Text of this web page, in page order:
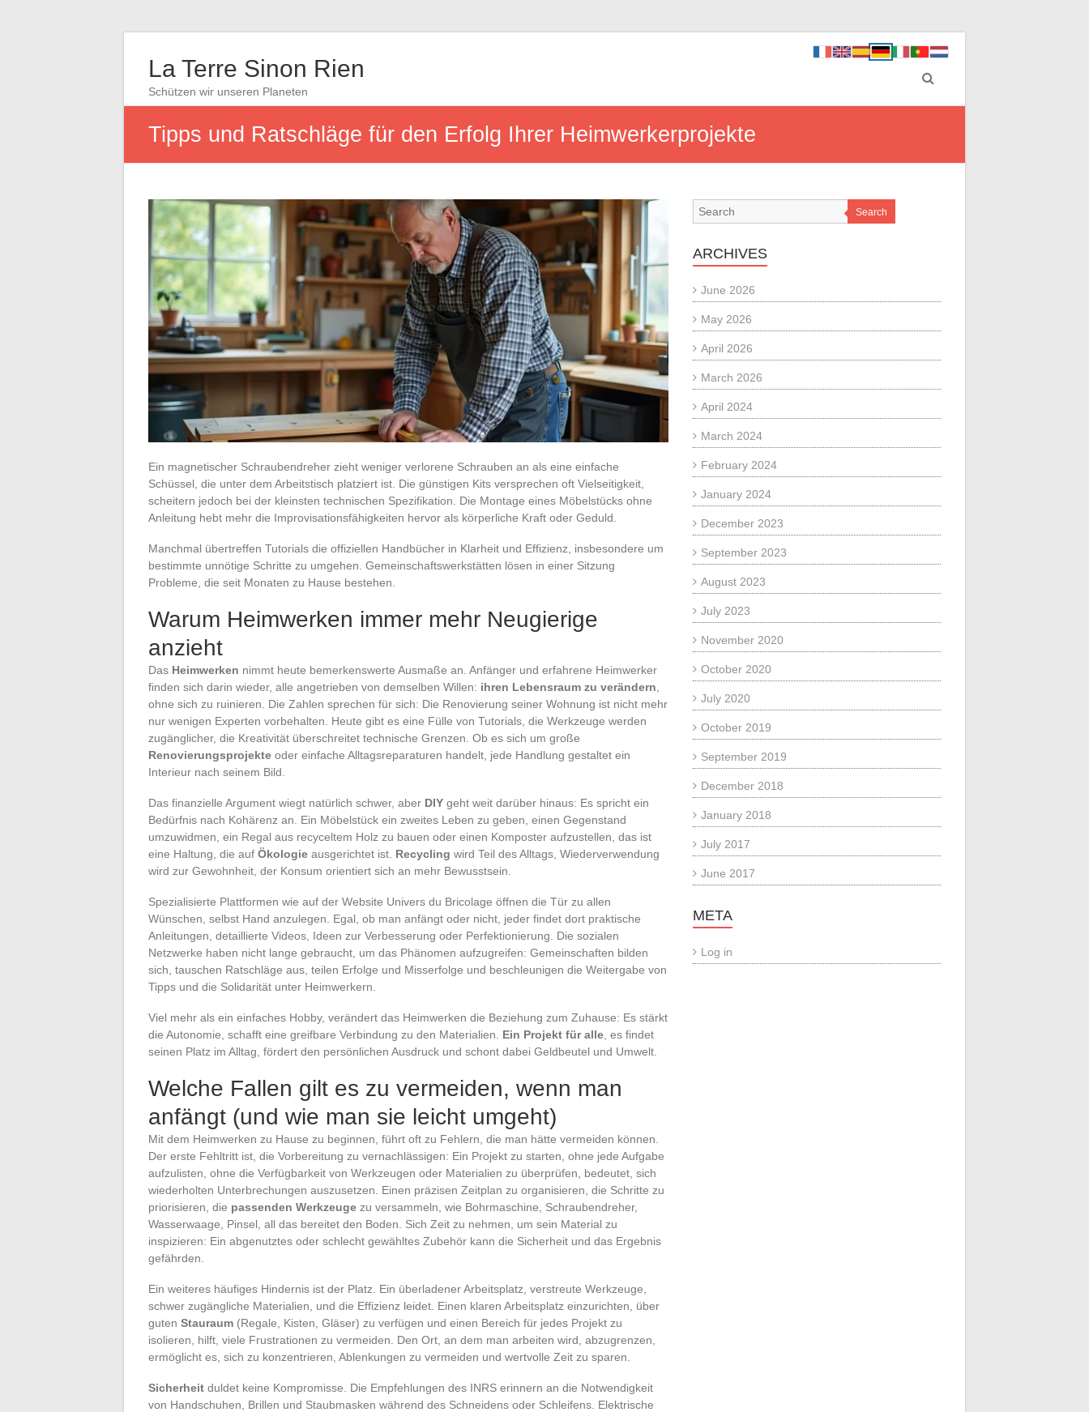
La Terre Sinon Rien
Schützen wir unseren Planeten
Tipps und Ratschläge für den Erfolg Ihrer Heimwerkerprojekte
Ein magnetischer Schraubendreher zieht weniger verlorene Schrauben an als eine einfache
Schüssel, die unter dem Arbeitstisch platziert ist. Die günstigen Kits versprechen oft Vielseitigkeit,
scheitern jedoch bei der kleinsten technischen Spezifikation. Die Montage eines Möbelstücks ohne
Anleitung hebt mehr die Improvisationsfähigkeiten hervor als körperliche Kraft oder Geduld.
Manchmal übertreffen Tutorials die offiziellen Handbücher in Klarheit und Effizienz, insbesondere um
bestimmte unnötige Schritte zu umgehen. Gemeinschaftswerkstätten lösen in einer Sitzung
Probleme, die seit Monaten zu Hause bestehen.
Warum Heimwerken immer mehr Neugierige
anzieht
Das Heimwerken nimmt heute bemerkenswerte Ausmaße an. Anfänger und erfahrene Heimwerker
finden sich darin wieder, alle angetrieben von demselben Willen: ihren Lebensraum zu verändern
ohne sich zu ruinieren. Die Zahlen sprechen für sich: Die Renovierung seiner Wohnung ist nicht mehr
nur wenigen Experten vorbehalten. Heute gibt es eine Fülle von Tutorials, die Werkzeuge werden
zugänglicher, die Kreativität überschreitet technische Grenzen. Ob es sich um große
Renovierungsprojekte oder einfache Alltagsreparaturen handelt, jede Handlung gestaltet ein
Interieur nach seinem Bild.
Das finanzielle Argument wiegt natürlich schwer, aber DIY geht weit darüber hinaus: Es spricht ein
Bedürfnis nach Kohärenz an. Ein Möbelstück ein zweites Leben zu geben, einen Gegenstand
umzuwidmen, ein Regal aus recyceltem Holz zu bauen oder einen Komposter aufzustellen, das ist
eine Haltung, die auf Ökologie ausgerichtet ist. Recycling wird Teil des Alltags, Wiederverwendung
wird zur Gewohnheit, der Konsum orientiert sich an mehr Bewusstsein.
Spezialisierte Plattformen wie auf der Website Univers du Bricolage öffnen die Tür zu allen
Wünschen, selbst Hand anzulegen. Egal, ob man anfängt oder nicht, jeder findet dort praktische
Anleitungen, detaillierte Videos, Ideen zur Verbesserung oder Perfektionierung. Die sozialen
Netzwerke haben nicht lange gebraucht, um das Phänomen aufzugreifen: Gemeinschaften bilden
sich, tauschen Ratschläge aus, teilen Erfolge und Misserfolge und beschleunigen die Weitergabe von
Tipps und die Solidarität unter Heimwerkern.
Viel mehr als ein einfaches Hobby, verändert das Heimwerken die Beziehung zum Zuhause: Es stärkt
die Autonomie, schafft eine greifbare Verbindung zu den Materialien. Ein Projekt für alle , es findet
seinen Platz im Alltag, fördert den persönlichen Ausdruck und schont dabei Geldbeutel und Umwelt.
Welche Fallen gilt es zu vermeiden, wenn man
anfängt (und wie man sie leicht umgeht)
Mit dem Heimwerken zu Hause zu beginnen, führt oft zu Fehlern, die man hätte vermeiden können.
Der erste Fehltritt ist, die Vorbereitung zu vernachlässigen: Ein Projekt zu starten, ohne jede Aufgabe
aufzulisten, ohne die Verfügbarkeit von Werkzeugen oder Materialien zu überprüfen, bedeutet, sich
wiederholten Unterbrechungen auszusetzen. Einen präzisen Zeitplan zu organisieren, die Schritte zu
priorisieren, die passenden Werkzeuge zu versammeln, wie Bohrmaschine, Schraubendreher,
Wasserwaage, Pinsel, all das bereitet den Boden. Sich Zeit zu nehmen, um sein Material zu
inspizieren: Ein abgenutztes oder schlecht gewähltes Zubehör kann die Sicherheit und das Ergebnis
gefährden.
Ein weiteres häufiges Hindernis ist der Platz. Ein überladener Arbeitsplatz, verstreute Werkzeuge,
schwer zugängliche Materialien, und die Effizienz leidet. Einen klaren Arbeitsplatz einzurichten, über
guten Stauraum (Regale, Kisten, Gläser) zu verfügen und einen Bereich für jedes Projekt zu
isolieren, hilft, viele Frustrationen zu vermeiden. Den Ort, an dem man arbeiten wird, abzugrenzen,
ermöglicht es, sich zu konzentrieren, Ablenkungen zu vermeiden und wertvolle Zeit zu sparen.
Sicherheit duldet keine Kompromisse. Die Empfehlungen des INRS erinnern an die Notwendigkeit
von Handschuhen, Brillen und Staubmasken während des Schneidens oder Schleifens. Elektrische
Search
ARCHIVES
June 2026
May 2026
April 2026
March 2026
April 2024
March 2024
February 2024
January 2024
December 2023
September 2023
August 2023
July 2023
November 2020
October 2020
July 2020
October 2019
September 2019
December 2018
January 2018
July 2017
June 2017
META
Log in